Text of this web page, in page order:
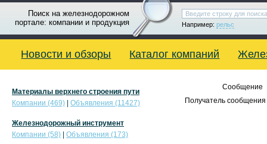
Поиск на железнодорожном
портале: компании и продукция
Например: рельс
Новости и обзоры Каталог компаний
Сообщение
Получатель сообщения
Материалы верхнего строения пути
Компании (469)
Объявления (11427)
Железнодорожный инструмент
Компании (58)
Объявления (173)